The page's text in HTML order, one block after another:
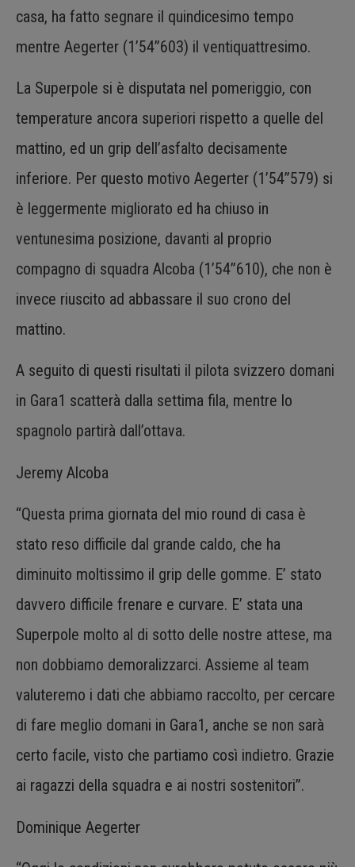
casa, ha fatto segnare il quindicesimo tempo
mentre Aegerter (1’54”603) il ventiquattresimo.
La Superpole si è disputata nel pomeriggio, con
temperature ancora superiori rispetto a quelle del
mattino, ed un grip dell’asfalto decisamente
inferiore. Per questo motivo Aegerter (1’54”579) si
è leggermente migliorato ed ha chiuso in
ventunesima posizione, davanti al proprio
compagno di squadra Alcoba (1’54”610), che non è
invece riuscito ad abbassare il suo crono del
mattino.
A seguito di questi risultati il pilota svizzero domani
in Gara1 scatterà dalla settima fila, mentre lo
spagnolo partirà dall’ottava.
Jeremy Alcoba
“Questa prima giornata del mio round di casa è
stato reso difficile dal grande caldo, che ha
diminuito moltissimo il grip delle gomme. E’ stato
davvero difficile frenare e curvare. E’ stata una
Superpole molto al di sotto delle nostre attese, ma
non dobbiamo demoralizzarci. Assieme al team
valuteremo i dati che abbiamo raccolto, per cercare
di fare meglio domani in Gara1, anche se non sarà
certo facile, visto che partiamo così indietro. Grazie
ai ragazzi della squadra e ai nostri sostenitori”.
Dominique Aegerter